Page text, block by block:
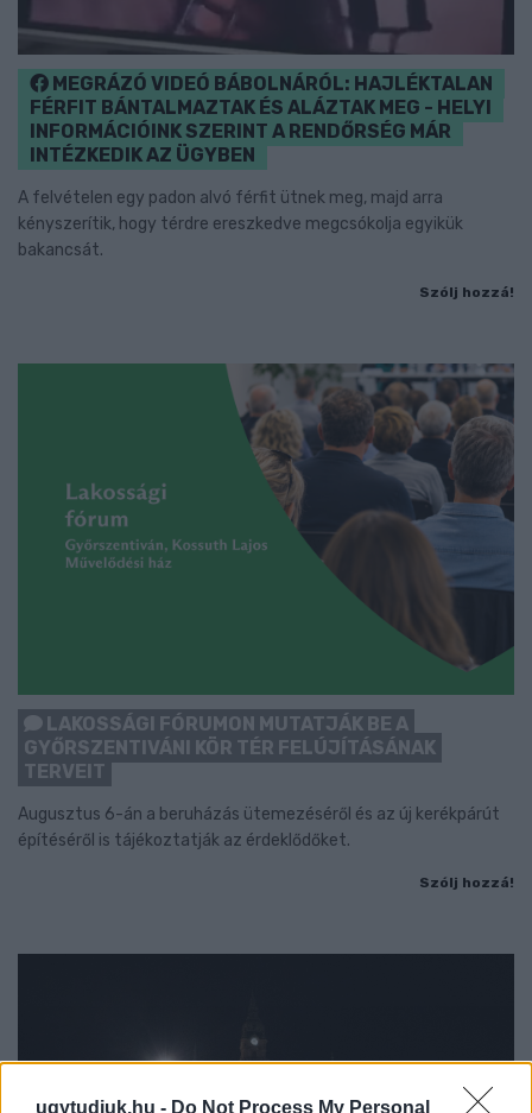
ugytudjuk.hu - Do Not Process My Personal
MEGRÁZÓ VIDEÓ BÁBOLNÁRÓL: HAJLÉKTALAN
FÉRFIT BÁNTALMAZTAK ÉS ALÁZTAK MEG - HELYI
INFORMÁCIÓINK SZERINT A RENDŐRSÉG MÁR
INTÉZKEDIK AZ ÜGYBEN
A felvételen egy padon alvó férfit ütnek meg, majd arra
kényszerítik, hogy térdre ereszkedve megcsókolja egyikük
bakancsát.
Szólj hozzá!
LAKOSSÁGI FÓRUMON MUTATJÁK BE A
GYŐRSZENTIVÁNI KÖR TÉR FELÚJÍTÁSÁNAK
TERVEIT
Augusztus 6-án a beruházás ütemezéséről és az új kerékpárút
építéséről is tájékoztatják az érdeklődőket.
Szólj hozzá!